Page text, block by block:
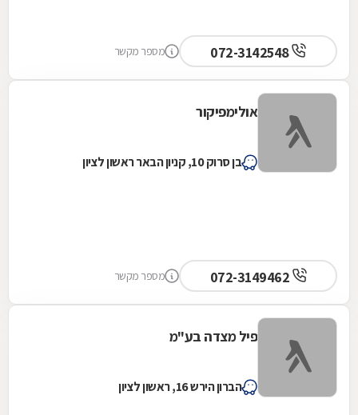
072-3142548 מספר מקשר
אולימפיקור
בן סרוק 10, קניון הבאר ראשון לציון
מספר מקשר
פיל מצדה בע"מ
הברון הירש 16, ראשון לציון